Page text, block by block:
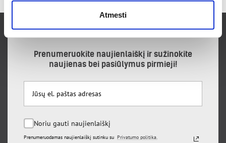
Atmesti
Prenumeruokite naujienlaiškį ir sužinokite
naujienas bei pasiūlymus pirmieji!
Noriu gauti naujienlaiškį
Prenumeruodamas naujienlaiškį sutinku su Privatumo politika.